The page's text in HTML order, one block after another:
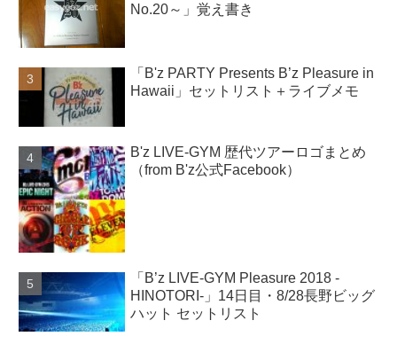
No.20～」覚え書き
「B'z PARTY Presents B’z Pleasure in
Hawaii」セットリスト＋ライブメモ
B'z LIVE-GYM 歴代ツアーロゴまとめ
（from B'z公式Facebook）
「B’z LIVE-GYM Pleasure 2018 -
HINOTORI-」14日目・8/28長野ビッグ
ハット セットリスト